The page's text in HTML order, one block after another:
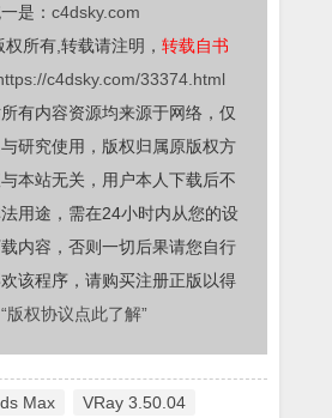
是： c4dsky.com
所有,转载请注明， 转载自书
c4dsky.com/33374.html
有内容资源均来源于网络，仅
研究使用，版权归属原版权方
本站无关，用户本人下载后不
用途，需在24小时内从您的设
内容，否则一切后果请您自行
该程序，请购买注册正版以得
“版权协议点此了解”
Max VRay 3.50.04